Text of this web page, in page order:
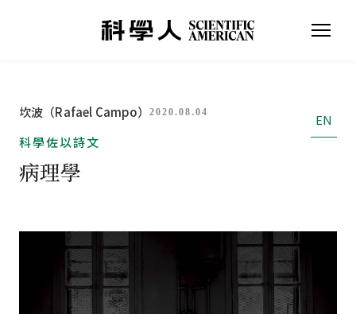
坎波（Rafael Campo）2020.08.04
EN
科學佐以詩文
病理學